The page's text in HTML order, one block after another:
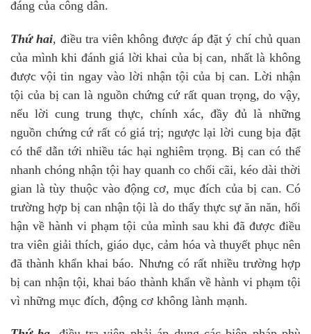
đáng của công dân.
Thứ hai, điều tra viên không được áp đặt ý chí chủ quan
của mình khi đánh giá lời khai của bị can, nhất là không
được vội tin ngay vào lời nhận tội của bị can. Lời nhận
tội của bị can là nguồn chứng cứ rất quan trọng, do vậy,
nếu lời cung trung thực, chính xác, đầy đủ là những
nguồn chứng cứ rất có giá trị; ngược lại lời cung bịa đặt
có thể dẫn tới nhiều tác hại nghiêm trọng. Bị can có thể
nhanh chóng nhận tội hay quanh co chối cãi, kéo dài thời
gian là tùy thuộc vào động cơ, mục đích của bị can. Có
trường hợp bị can nhận tội là do thấy thực sự ăn năn, hối
hận về hành vi phạm tội của mình sau khi đã được điều
tra viên giải thích, giáo dục, cảm hóa và thuyết phục nên
đã thành khẩn khai báo. Nhưng có rất nhiều trường hợp
bị can nhận tội, khai báo thành khẩn về hành vi phạm tội
vì những mục đích, động cơ không lành mạnh.